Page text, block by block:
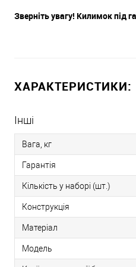
Зверніть увагу! Килимок під
ХАРАКТЕРИСТИКИ:
Інші
Вага, кг
Гарантія
Кількість у наборі (шт.)
Конструкція
Матеріал
Модель